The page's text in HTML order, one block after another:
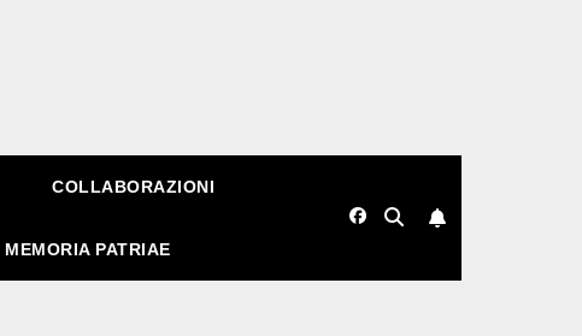
COLLABORAZIONI
MEMORIA PATRIAE